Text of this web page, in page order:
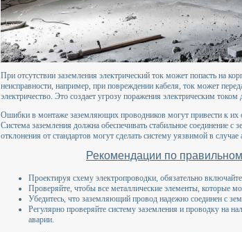
При отсутствии заземления электрический ток может попасть на
неисправности, например, при повреждении кабеля, ток может
электричество. Это создает угрозу поражения электрическим
Ошибки в монтаже заземляющих проводников могут привести к их
Система заземления должна обеспечивать стабильное соединение
отклонения от стандартов могут сделать систему уязвимой в случае
Рекомендации по
Проектируя схему электропроводки, обязательно
Проверяйте, чтобы все металлические элементы, которые
Убедитесь, что заземляющий провод надежно соединен с
Регулярно проверяйте систему заземления и проводку на
аварии.